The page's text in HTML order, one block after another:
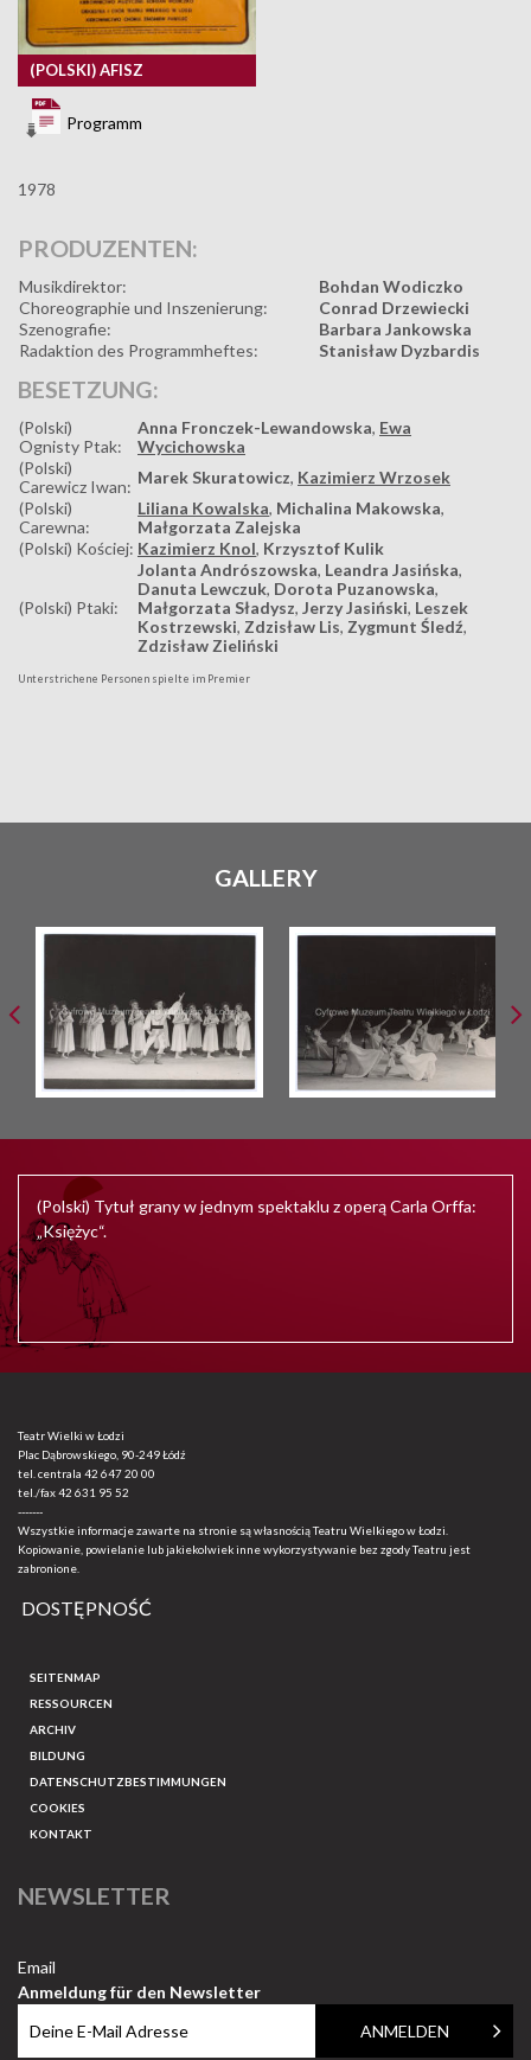
(POLSKI) AFISZ
Programm
1978
PRODUZENTEN:
Musikdirektor:
Bohdan Wodiczko
Choreographie und Inszenierung:
Conrad Drzewiecki
Szenografie:
Barbara Jankowska
Radaktion des Programmheftes:
Stanisław Dyzbardis
BESETZUNG:
(Polski)
Ognisty Ptak:
Anna Fronczek-Lewandowska, Ewa
Wycichowska
(Polski)
Carewicz Iwan: Marek Skuratowicz, Kazimierz Wrzosek
(Polski)
Carewna:
Liliana Kowalska, Michalina Makowska,
Małgorzata Zalejska
(Polski) Kościej: Kazimierz Knol, Krzysztof Kulik
(Polski) Ptaki:
Jolanta Andrószowska, Leandra Jasińska,
Danuta Lewczuk, Dorota Puzanowska,
Małgorzata Sładysz, Jerzy Jasiński, Leszek
Kostrzewski, Zdzisław Lis, Zygmunt Śledź,
Zdzisław Zieliński
Unterstrichene Personen spielte im Premier
GALLERY
(Polski) Tytuł grany w jednym spektaklu z operą Carla Orffa:
„Księżyc“.
Teatr Wielki w Łodzi
Plac Dąbrowskiego, 90-249 Łódź
tel. centrala 42 647 20 00
tel./fax42 631 95 52
-------
Wszystkie informacje zawarte na stronie są własnością Teatru Wielkiego w Łodzi.
Kopiowanie, powielanie lub jakiekolwiek inne wykorzystywanie bez zgody Teatru jest
zabronione.
DOSTĘPNOŚĆ
SEITENMAP
RESSOURCEN
ARCHIV
BILDUNG
DATENSCHUTZBESTIMMUNGEN
COOKIES
KONTAKT
NEWSLETTER
Email
Anmeldung für den Newsletter